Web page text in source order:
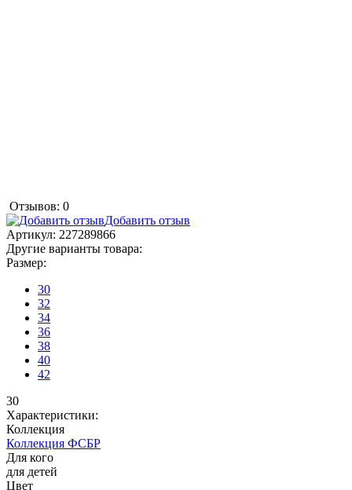
Отзывов: 0
Добавить отзыв
Артикул: 227289866
Другие варианты товара:
Размер:
30
32
34
36
38
40
42
30
Характеристики:
Коллекция
Коллекция ФСБР
Для кого
для детей
Цвет